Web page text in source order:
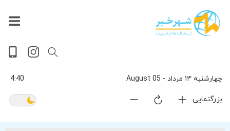
چهارشنبه ۱۴ مرداد - 05 August 4:40
بزرگنمایی
پربیننده‌ترین
اخبار
آخرین
اخبار
پخش
داغ
ترین
سیاسی
ورزشی
اقتصادی
حوادث
گوناگون
تصویری
سلامت
جهان
فرهنگی
ویدیویی
بازار